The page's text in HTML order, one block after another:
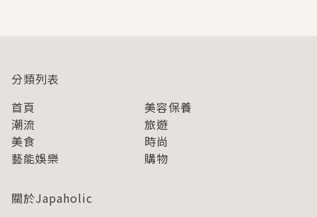
分類列表
首頁
美容保養
潮流
旅遊
美食
時尚
藝能娛樂
購物
關於Japaholic